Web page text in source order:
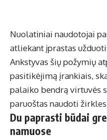
Nuolatiniai naudotojai
atliekant įprastas
Ankstyvas šių požymių
pasitikėjimą įrankiais,
palaiko bendrą virtuvės
paruoštas naudoti
Du paprasti būdai
namuose